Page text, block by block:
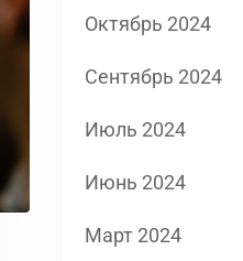
Октябрь 2024
Сентябрь 2024
Июль 2024
Июнь 2024
Март 2024